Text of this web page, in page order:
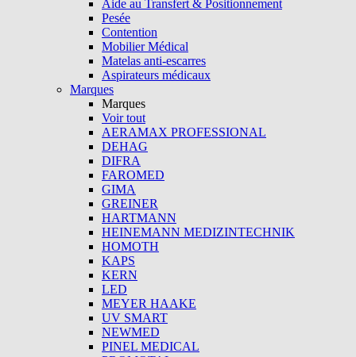
Aide au Transfert & Positionnement
Pesée
Contention
Mobilier Médical
Matelas anti-escarres
Aspirateurs médicaux
Marques
Marques
Voir tout
AERAMAX PROFESSIONAL
DEHAG
DIFRA
FAROMED
GIMA
GREINER
HARTMANN
HEINEMANN MEDIZINTECHNIK
HOMOTH
KAPS
KERN
LED
MEYER HAAKE
UV SMART
NEWMED
PINEL MEDICAL